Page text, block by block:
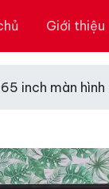
Giới thiệu
inch màn